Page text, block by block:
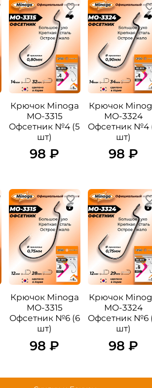
Крючок Minoga
MO-3315
Офсетник №4 (5
шт)
98 ₽
Крючок
MO-3324
Офсетник №4
шт)
98 ₽
Крючок Minoga
MO-3315
Офсетник №6 (6
шт)
98 ₽
Крючок
MO-3324
Офсетник №6
шт)
98 ₽